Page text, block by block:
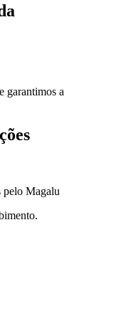
garantimos a
pelo Magalu